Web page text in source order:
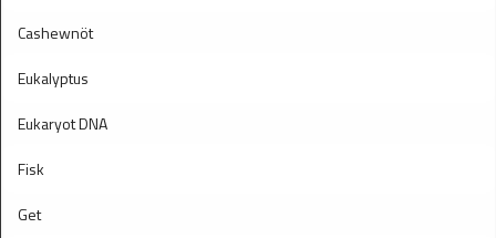
Cashewnöt
Eukalyptus
Eukaryot DNA
Fisk
Get